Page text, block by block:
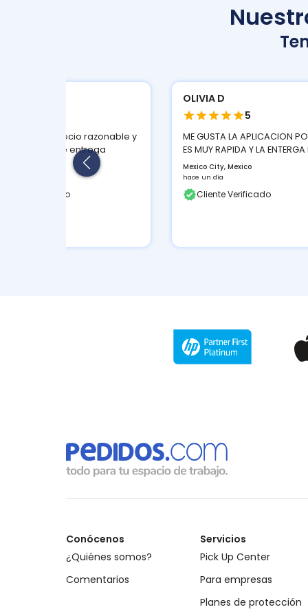
servicio a precio razonable y
tiempo de entrega
Verificado
OLIVIA D
5
ME GUSTA LA APLICACION
ES MUY RAPIDA Y LA ENTERGA
Mexico City, Mexico
hace un día
Cliente Verificado
Conócenos
¿Quiénes somos?
Comentarios
Servicios
Pick Up Center
Para empresas
Planes de protección